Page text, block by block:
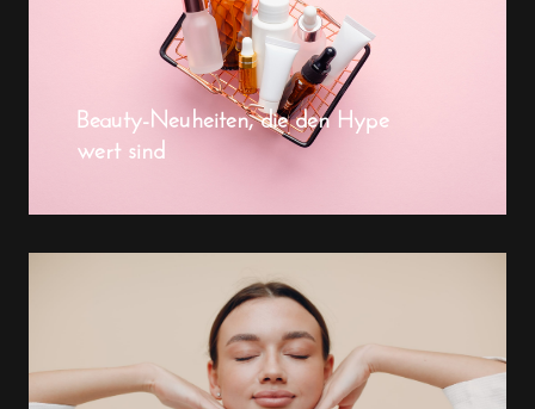
Beauty-Neuheiten, die den Hype
wert sind